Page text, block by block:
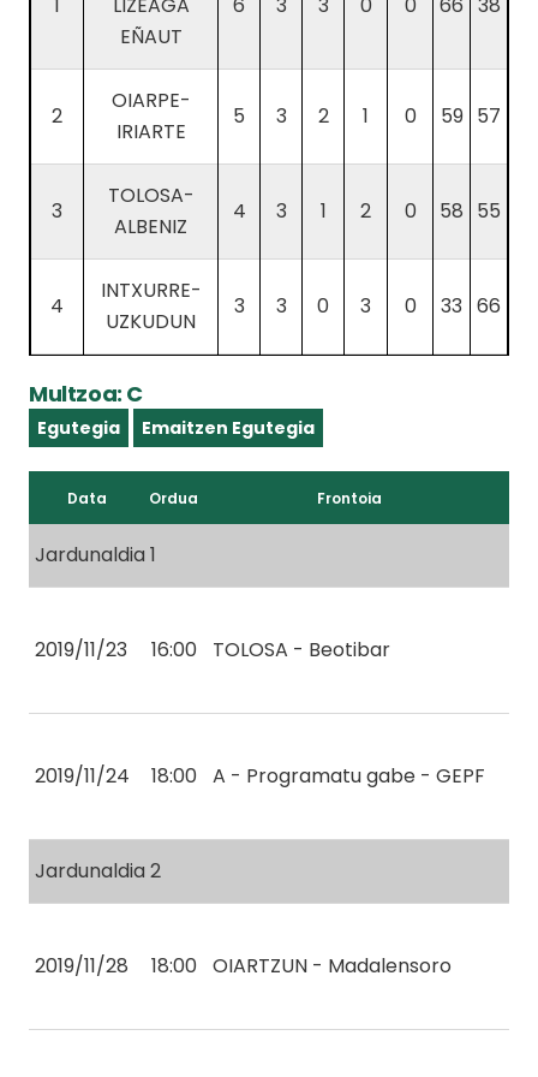
EÑAUT
2
OIARPE-
IRIARTE
5 3 2 1 0 59 57
3
TOLOSA-
ALBENIZ
4 3 1 2 0 58 55
4
INTXURRE-
UZKUDUN
3 3 0 3 0 33 66
Multzoa: C
Egutegia Emaitzen Egutegia
Data Ordua Frontoia
Jardunaldia 1
2019/11/23 16:00 TOLOSA - Beotibar
2019/11/24 18:00 A - Programatu gabe - GEPF
Jardunaldia 2
2019/11/28 18:00 OIARTZUN - Madalensoro